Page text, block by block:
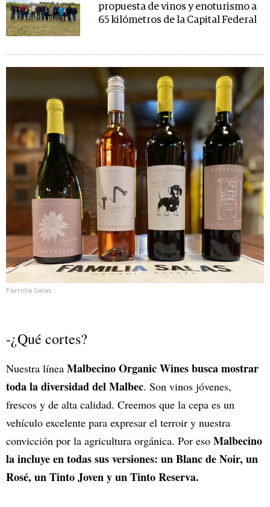
propuesta de vinos y enoturismo a
65 kilómetros de la Capital Federal
Familia Salas
-¿Qué cortes?
Nuestra línea Malbecino Organic Wines busca mostrar
toda la diversidad del Malbec. Son vinos jóvenes,
frescos y de alta calidad. Creemos que la cepa es un
vehículo excelente para expresar el terroir y nuestra
convicción por la agricultura orgánica. Por eso Malbecino
la incluye en todas sus versiones: un Blanc de Noir, un
Rosé, un Tinto Joven y un Tinto Reserva.